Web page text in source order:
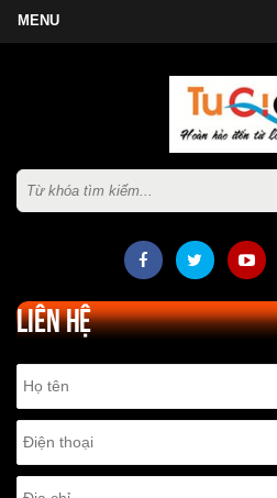
Liên hệ